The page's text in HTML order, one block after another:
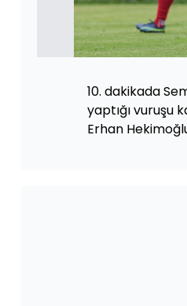
10. dakikada
yaptığı vuruşu
Erhan